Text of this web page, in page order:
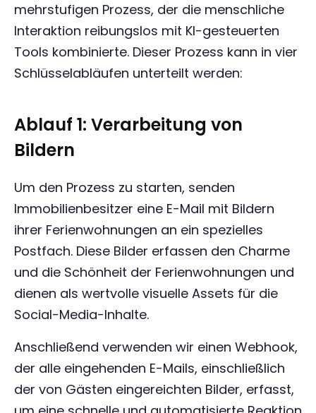
mehrstufigen Prozess, der die menschliche
Interaktion reibungslos mit KI-gesteuerten
Tools kombinierte. Dieser Prozess kann in vier
Schlüsselabläufen unterteilt werden:
Ablauf 1: Verarbeitung von
Bildern
Um den Prozess zu starten, senden
Immobilienbesitzer eine E-Mail mit Bildern
ihrer Ferienwohnungen an ein spezielles
Postfach. Diese Bilder erfassen den Charme
und die Schönheit der Ferienwohnungen und
dienen als wertvolle visuelle Assets für die
Social-Media-Inhalte.
Anschließend verwenden wir einen Webhook,
der alle eingehenden E-Mails, einschließlich
der von Gästen eingereichten Bilder, erfasst,